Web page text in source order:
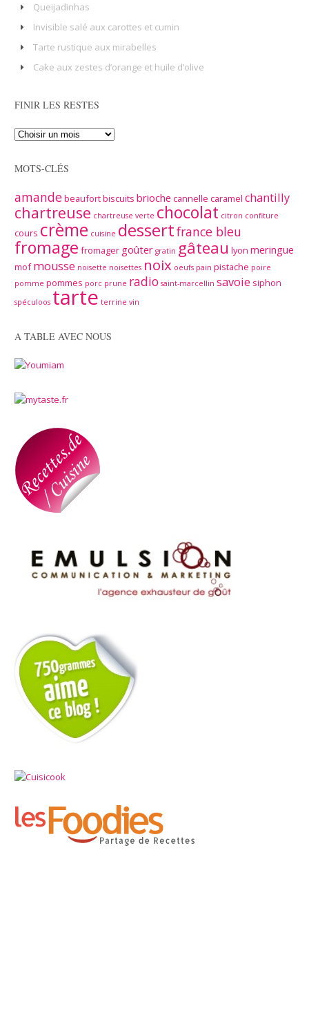
Queijadinhas
Invisible salé aux carottes et cumin
Tarte rustique aux mirabelles
Cake aux zestes d’orange et huile d’olive
FINIR LES RESTES
MOTS-CLÉS
amandebeaufortbiscuits brioche cannelle caramel chantilly
chartreuse chartreuse verte chocolat citron confiture
cours crème cuisine dessertfrance bleu
fromage fromager goûter gratin gâteau lyon meringue
mof mousse noisette noisettes noix oeufs pain pistache poire
pomme pommes porc prune radio saint-marcellin savoie siphon
spéculoos tarte terrine vin
A TABLE AVEC NOUS